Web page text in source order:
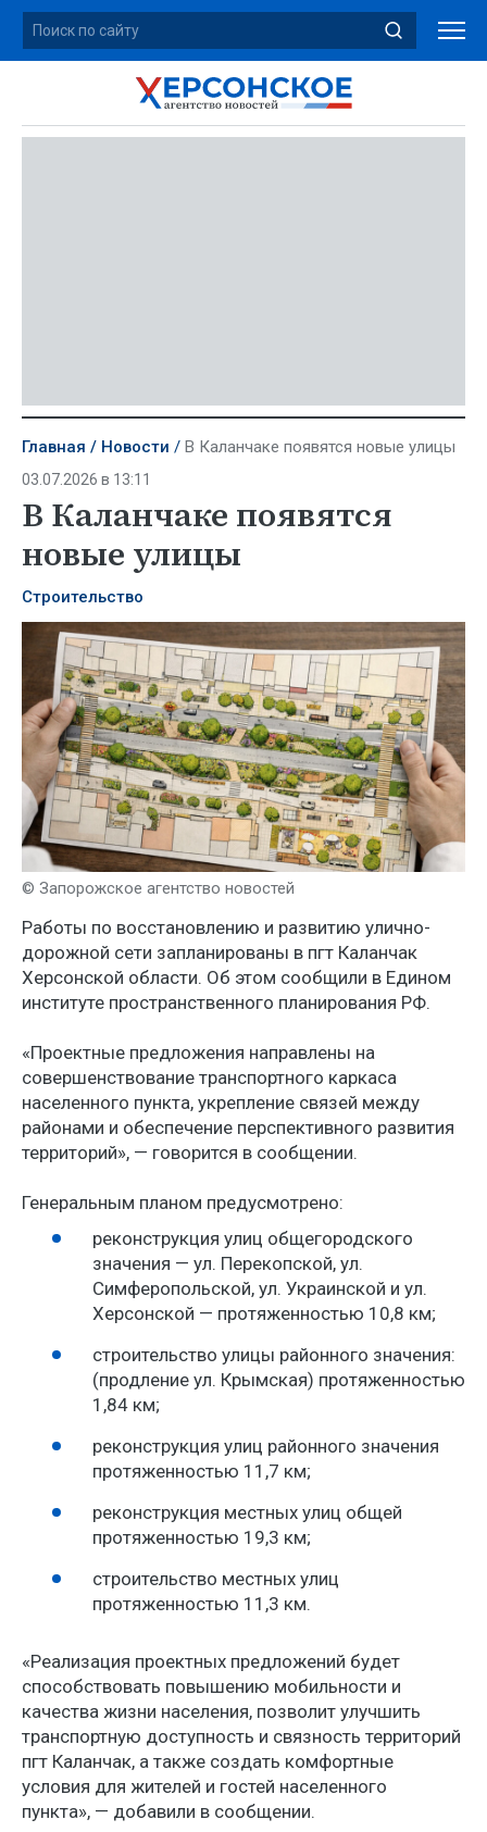
Главная Новости В Каланчаке появятся новые улицы
03.07.2026 в 13:11
В Каланчаке появятся
новые улицы
Строительство
© Запорожское агентство новостей
Работы по восстановлению и развитию улично-
дорожной сети запланированы в пгт Каланчак
Херсонской области. Об этом сообщили в Едином
институте пространственного планирования РФ.
«Проектные предложения направлены на
совершенствование транспортного каркаса
населенного пункта, укрепление связей между
районами и обеспечение перспективного развития
территорий», — говорится в сообщении.
Генеральным планом предусмотрено:
реконструкция улиц общегородского
значения — ул. Перекопской, ул.
Симферопольской, ул. Украинской и ул.
Херсонской — протяженностью 10,8 км;
строительство улицы районного значения:
(продление ул. Крымская) протяженностью
1,84 км;
реконструкция улиц районного значения
протяженностью 11,7 км;
реконструкция местных улиц общей
протяженностью 19,3 км;
строительство местных улиц
протяженностью 11,3 км.
«Реализация проектных предложений будет
способствовать повышению мобильности и
качества жизни населения, позволит улучшить
транспортную доступность и связность территорий
пгт Каланчак, а также создать комфортные
условия для жителей и гостей населенного
пункта», — добавили в сообщении.